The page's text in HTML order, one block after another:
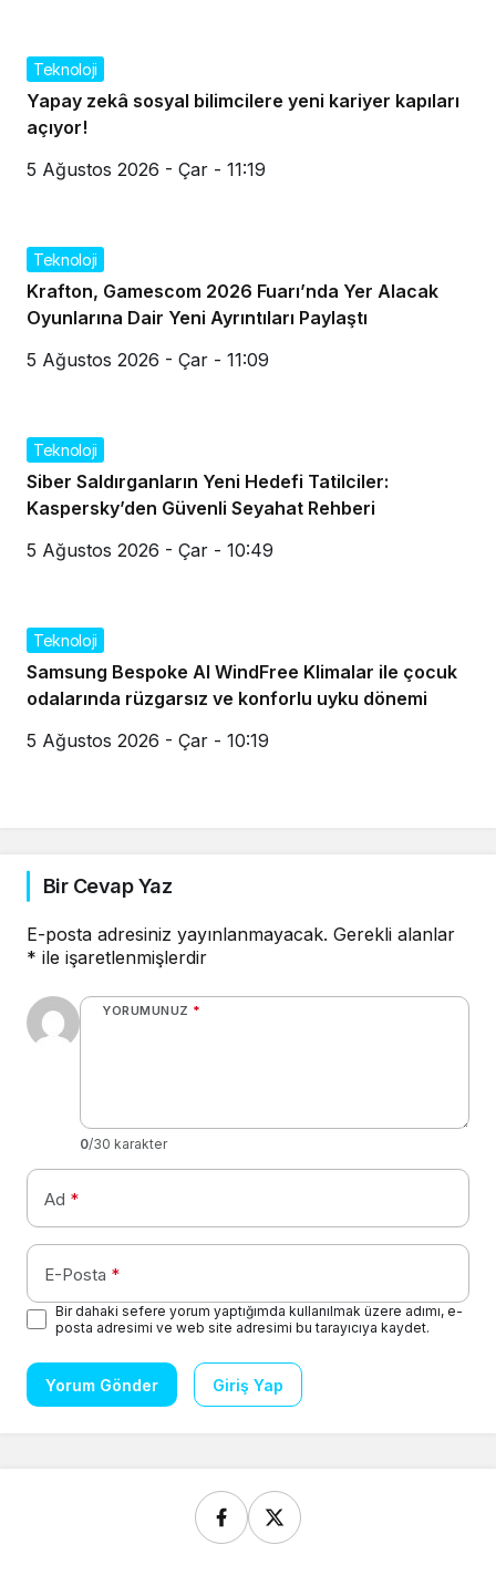
Teknoloji
Yapay zekâ sosyal bilimcilere yeni kariyer kapıları
açıyor!
5 Ağustos 2026 - Çar - 11:19
Teknoloji
Krafton, Gamescom 2026 Fuarı’nda Yer Alacak
Oyunlarına Dair Yeni Ayrıntıları Paylaştı
5 Ağustos 2026 - Çar - 11:09
Teknoloji
Siber Saldırganların Yeni Hedefi Tatilciler:
Kaspersky’den Güvenli Seyahat Rehberi
5 Ağustos 2026 - Çar - 10:49
Teknoloji
Samsung Bespoke AI WindFree Klimalar ile çocuk
odalarında rüzgarsız ve konforlu uyku dönemi
5 Ağustos 2026 - Çar - 10:19
Bir Cevap Yaz
E-posta adresiniz yayınlanmayacak. Gerekli alanlar
* ile işaretlenmişlerdir
YORUMUNUZ *
0/30 karakter
Ad *
E-Posta *
Bir dahaki sefere yorum yaptığımda kullanılmak üzere adımı, e-
posta adresimi ve web site adresimi bu tarayıcıya kaydet.
Yorum Gönder Giriş Yap